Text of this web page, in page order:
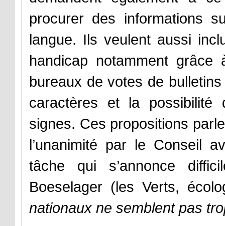
procurer des informations
langue. Ils veulent aussi
handicap notamment
bureaux de votes de
caractères et la possibilité
signes. Ces propositions
l’unanimité par le Conseil
tâche qui s’annonce
Boeselager (les Verts,
nationaux ne semblent pas